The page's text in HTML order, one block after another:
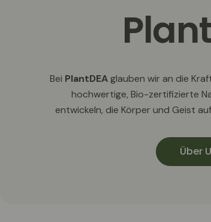
Bei PlantDEAglauben wir an die
hochwertige, Bio-zertifizierte
entwickeln, die Körper und Geist
Über